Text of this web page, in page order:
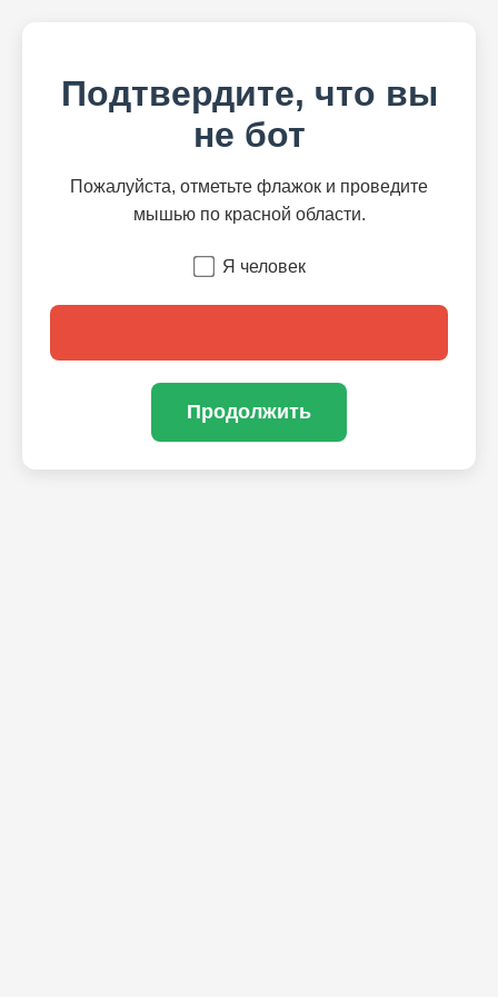
Подтвердите, что вы
не бот
Пожалуйста, отметьте флажок и проведите
мышью по красной области.
Я человек
Продолжить